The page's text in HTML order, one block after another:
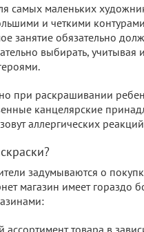
самых маленьких
и четкими
занятие обязательно
выбирать,
при раскрашивании
канцелярские
аллергических
задумываются о
магазин имеет
ассортимент товара в